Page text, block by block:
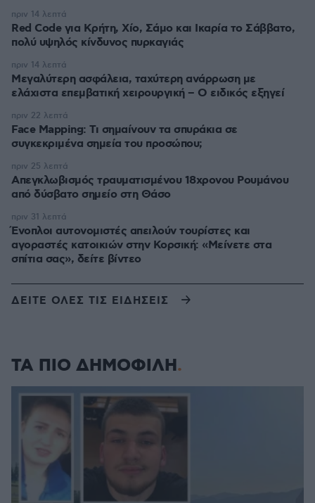
Red Code για Κρήτη, Χίο, Σάμο και Ικαρία το Σάββατο,
πολύ υψηλός κίνδυνος πυρκαγιάς
πριν 14 λεπτά
Μεγαλύτερη ασφάλεια, ταχύτερη ανάρρωση με
ελάχιστα επεμβατική χειρουργική – Ο ειδικός εξηγεί
πριν 14 λεπτά
Face Mapping: Τι σημαίνουν τα σπυράκια σε
συγκεκριμένα σημεία του προσώπου;
πριν 22 λεπτά
Απεγκλωβισμός τραυματισμένου 18χρονου Ρουμάνου
από δύσβατο σημείο στη Θάσο
πριν 25 λεπτά
Ένοπλοι αυτονομιστές απειλούν τουρίστες και
αγοραστές κατοικιών στην Κορσική: «Μείνετε στα
σπίτια σας», δείτε βίντεο
πριν 31 λεπτά
ΔΕΙΤΕ ΟΛΕΣ ΤΙΣ ΕΙΔΗΣΕΙΣ
ΤΑ ΠΙΟ ΔΗΜΟΦΙΛΗ